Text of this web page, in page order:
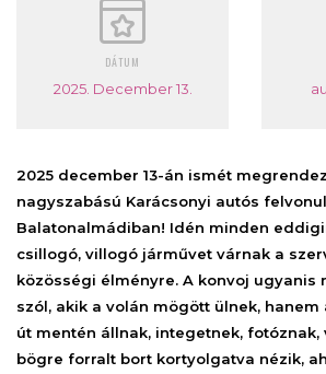
DÁTUM
2025. December 13.
2025 december 13-án ismét
nagyszabású Karácsonyi autós
Balatonalmádiban! Idén minden
csillogó, villogó járművet várnak a
közösségi élményre. A konvoj ugyanis
szól, akik a volán mögött ülnek, hanem
út mentén állnak, integetnek, fotóznak,
bögre forralt bort kortyolgatva nézik,